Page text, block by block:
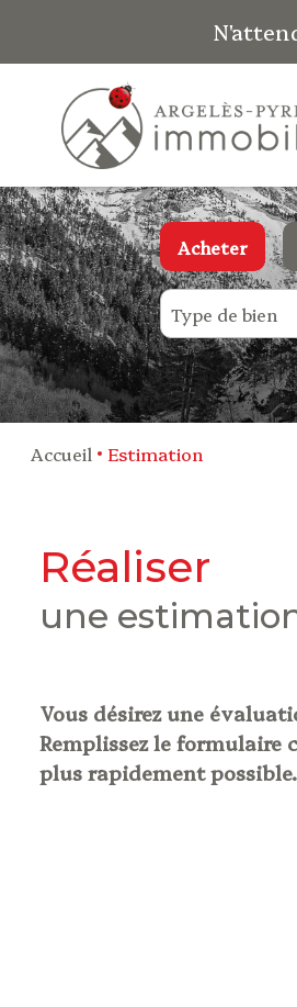
Acheter
De l'ancien
De l'immo
Type de bien
Accueil Estimation
réaliser
une
Vous désirez une
Remplissez le formulaire
plus rapidement possible.